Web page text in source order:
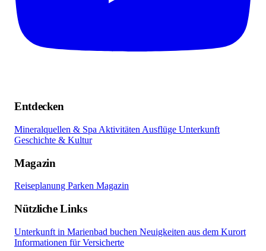
Entdecken
Mineralquellen & Spa Aktivitäten Ausflüge Unterkunft
Geschichte & Kultur
Magazin
Reiseplanung Parken Magazin
Nützliche Links
Unterkunft in Marienbad buchen Neuigkeiten aus dem Kurort
Informationen für Versicherte